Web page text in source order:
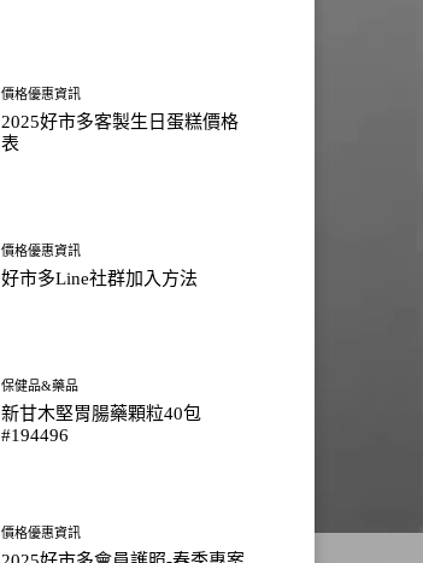
價格優惠資訊
2025好市多客製生日蛋糕價格
表
價格優惠資訊
好市多Line社群加入方法
保健品&藥品
新甘木堅胃腸藥顆粒40包
#194496
價格優惠資訊